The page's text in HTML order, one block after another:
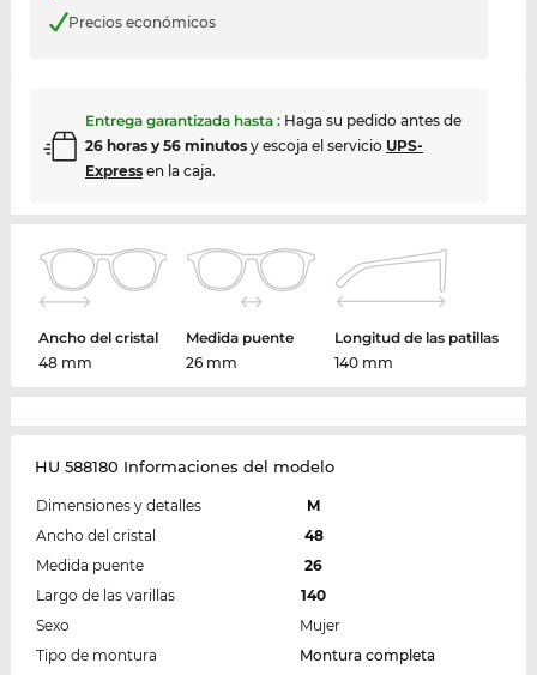
Precios económicos
Entrega garantizada hasta : Haga su pedido antes de
26 horas y 56 minutosy escoja el servicio UPS-
Expressen la caja.
Ancho del cristal
48 mm
Medida puente
26 mm
Longitud de las patillas
140 mm
HU 588180 Informaciones del modelo
Dimensiones y detalles
M
Ancho del cristal
48
Medida puente
26
Largo de las varillas
140
Sexo
Mujer
Tipo de montura
Montura completa